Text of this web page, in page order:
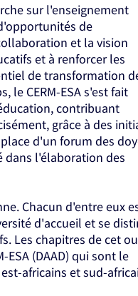
sur l'enseignement
de
et la vision
et à renforcer les
de transformation
CERM-ESA s'est fait
contribuant
grâce à des
d'un forum des
dans l'élaboration des
Chacun d'entre eux
d'accueil et se
Les chapitres de cet
(DAAD) qui sont le
africains et sud-